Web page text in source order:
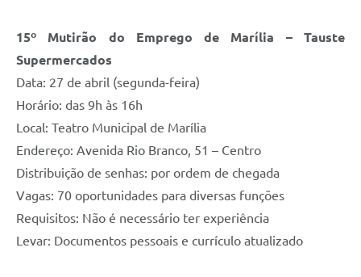
15º Mutirão do Emprego de Marília – Tauste
Supermercados
Data: 27 de abril (segunda-feira)
Horário: das 9h às 16h
Local: Teatro Municipal de Marília
Endereço: Avenida Rio Branco, 51 – Centro
Distribuição de senhas: por ordem de chegada
Vagas: 70 oportunidades para diversas funções
Requisitos: Não é necessário ter experiência
Levar: Documentos pessoais e currículo atualizado